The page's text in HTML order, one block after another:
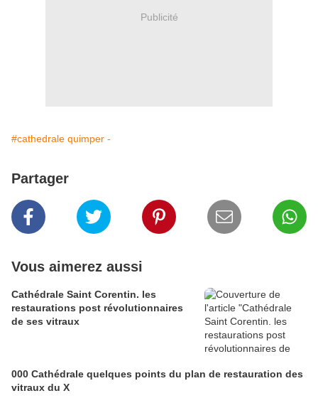
Publicité
#cathedrale quimper -
Partager
Vous aimerez aussi
Cathédrale Saint Corentin. les
restaurations post révolutionnaires
de ses vitraux
000 Cathédrale quelques points du plan de restauration des
vitraux du X